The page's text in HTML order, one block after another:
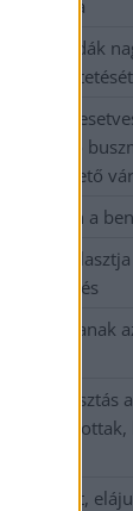
haza
gazdák
üzemeltetését
alig
levő
élhető
csökken a
pusztítanak
hőségriasztás
lett,